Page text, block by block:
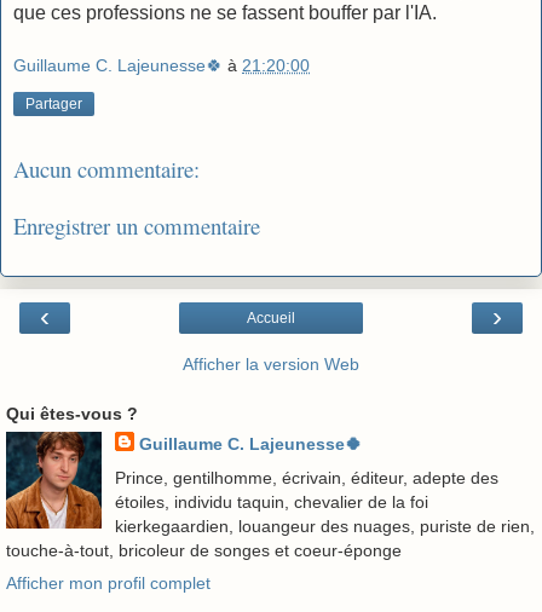
que ces professions ne se fassent bouffer par l'IA.
Guillaume C. Lajeunesse🍀 à 21:20:00
Partager
Aucun commentaire:
Enregistrer un commentaire
‹ ›
Accueil
Afficher la version Web
Qui êtes-vous ?
Guillaume C. Lajeunesse🍀
Prince, gentilhomme, écrivain, éditeur, adepte des
étoiles, individu taquin, chevalier de la foi
kierkegaardien, louangeur des nuages, puriste de rien,
touche-à-tout, bricoleur de songes et coeur-éponge
Afficher mon profil complet